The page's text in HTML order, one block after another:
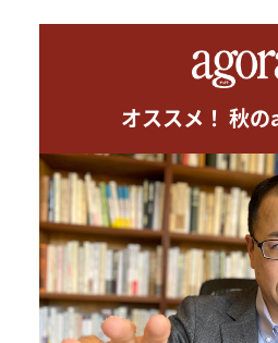
オススメ！ 秋